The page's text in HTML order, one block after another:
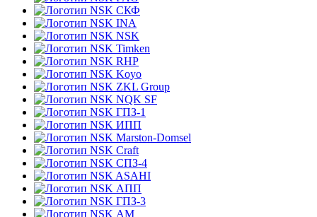
СКФ
INA
NSK
Timken
RHP
Koyo
ZKL Group
NQK SF
ГПЗ-1
ИПП
Marston-Domsel
Craft
СПЗ-4
ASAHI
АПП
ГПЗ-3
АМ